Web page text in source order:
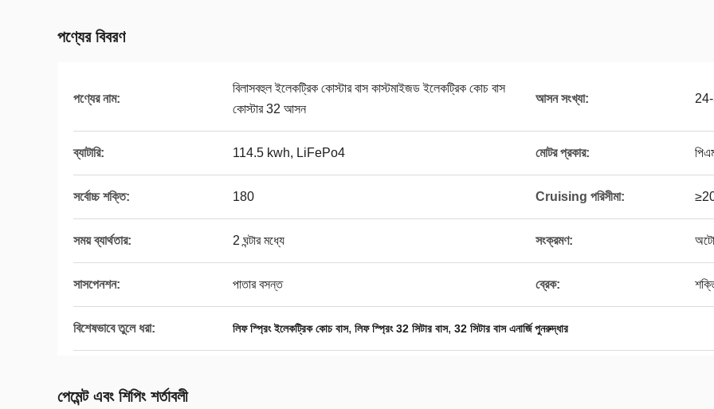
পণ্যের বিবরণ
পণ্যের নাম:
বিলাসবহুল ইলেকট্রিক কোস্টার বাস কাস্টমাইজড ইলেকট্রিক কোচ বাস
কোস্টার 32 আসন
আসন সংখ্যা:
ব্যাটারি: 114.5 kwh, LiFePo4 মোটর প্রকার:
সর্বোচ্চ শক্তি: 180 Cruising পরিসীমা:
সময় ব্যার্থতার: 2 ঘন্টার মধ্যে সংক্রমণ: অটো
সাসপেনশন: পাতার বসন্ত ব্রেক:
বিশেষভাবে তুলে ধরা: লিফ স্প্রিং ইলেকট্রিক কোচ বাস, লিফ স্প্রিং 32 সিটার বাস, 32 সিটার বাস এনার্জি পুনরুদ্ধার
পেমেন্ট এবং শিপিং শর্তাবলী